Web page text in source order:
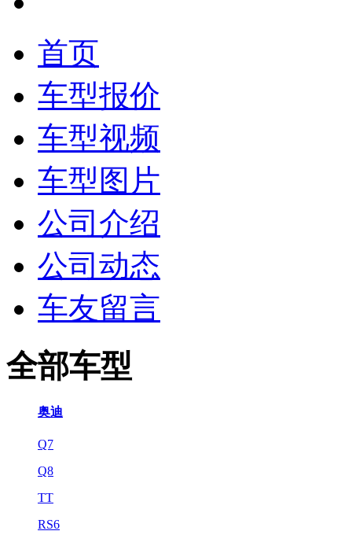
首页
车型报价
车型视频
车型图片
公司介绍
公司动态
车友留言
全部车型
奥迪
Q7
Q8
TT
RS6